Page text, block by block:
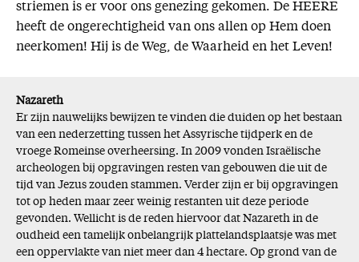
striemen is er voor ons genezing gekomen. De HEERE
heeft de ongerechtigheid van ons allen op Hem doen
neerkomen! Hij is de Weg, de Waarheid en het Leven!
Nazareth
Er zijn nauwelijks bewijzen te vinden die duiden op het bestaan
van een nederzetting tussen het Assyrische tijdperk en de
vroege Romeinse overheersing. In 2009 vonden Israëlische
archeologen bij opgravingen resten van gebouwen die uit de
tijd van Jezus zouden stammen. Verder zijn er bij opgravingen
tot op heden maar zeer weinig restanten uit deze periode
gevonden. Wellicht is de reden hiervoor dat Nazareth in de
oudheid een tamelijk onbelangrijk plattelandsplaatsje was met
een oppervlakte van niet meer dan 4 hectare. Op grond van de